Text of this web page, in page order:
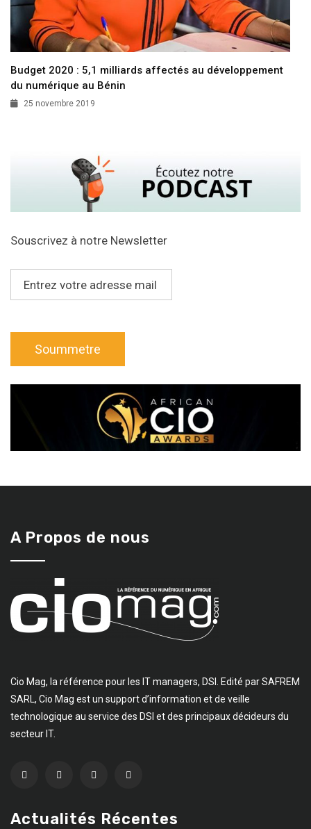
Budget 2020 : 5,1 milliards affectés au développement
du numérique au Bénin
25 novembre 2019
Souscrivez à notre Newsletter
A Propos de nous
Cio Mag, la référence pour les IT managers, DSI. Edité par SAFREM
SARL, Cio Mag est un support d’information et de veille
technologique au service des DSI et des principaux décideurs du
secteur IT.
Actualités Récentes